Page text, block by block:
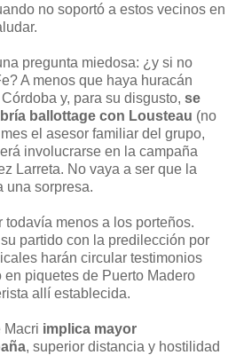
no soportó a estos vecinos en
pregunta miedosa: ¿y si no
A menos que haya huracán
y, para su disgusto, se
ballottage con Lousteau (no
el asesor familiar del grupo,
involucrarse en la campaña
Larreta. No vaya a ser que la
una sorpresa.
menos a los porteños.
partido con la predilección por
harán circular testimonios
piquetes de Puerto Madero
allí establecida.
Macri implica mayor
, superior distancia y hostilidad